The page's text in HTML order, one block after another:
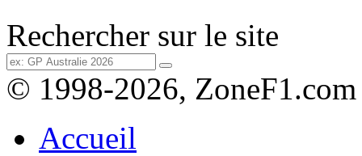
Rechercher sur le site
© 1998-2026, ZoneF1.com
Accueil